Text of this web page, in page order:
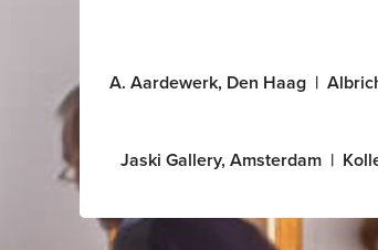
A. Aardewerk, Den Haag |
Jaski Gallery, Amsterdam|